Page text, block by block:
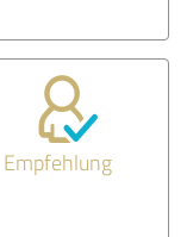
Empfehlung